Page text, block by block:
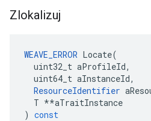
Zlokalizuj
WEAVE_ERROR Locate(
uint32_t aProfileId,
uint64_t aInstanceId,
ResourceIdentifier
T **aTraitInstance
) const